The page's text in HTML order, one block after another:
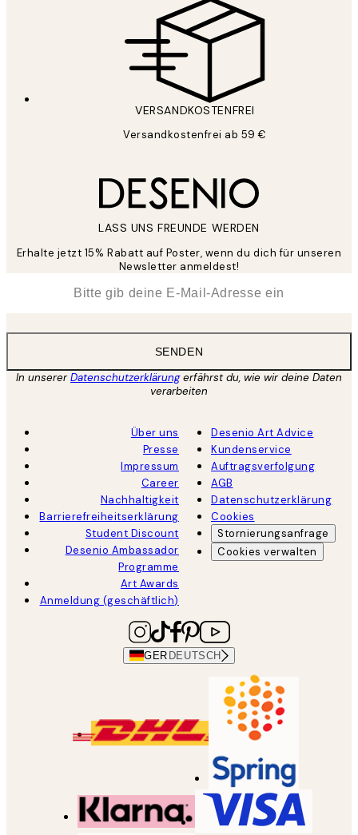
VERSANDKOSTENFREI
Versandkostenfrei ab 59 €
LASS UNS FREUNDE WERDEN
Erhalte jetzt 15% Rabatt auf Poster, wenn du dich für unseren
Newsletter anmeldest!
SENDEN
In unsererDatenschutzerklärungerfährst du, wie wir deine Daten
verarbeiten
Über uns
Presse
Impressum
Career
Nachhaltigkeit
Barrierefreiheitserklärung
Student Discount
Desenio Ambassador
Programme
Art Awards
Anmeldung (geschäftlich)
Desenio Art Advice
Kundenservice
Auftragsverfolgung
AGB
Datenschutzerklärung
Cookies
Stornierungsanfrage
Cookies verwalten
GER DEUTSCH